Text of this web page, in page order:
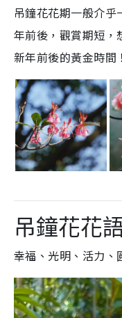
吊鐘花花期一般介
年前後，觀賞期短，
新年前後的黃金時間！
吊鐘花花
幸福、光明、活力、